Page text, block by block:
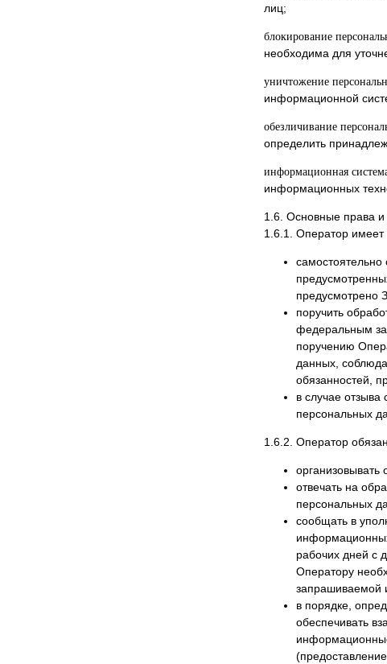
лиц;
блокирование
необходима для
уничтожение
информационной
обезличивание
определить
информационная
информационных
1.6. Основные права
1.6.1. Оператор имеет
предусмотрено
поручить
федеральным
поручению
данных,
обязанностей,
в случае
персональных
1.6.2. Оператор
организовывать
отвечать на
персональных
сообщать в
рабочих дней с
Оператору
запрашиваемой
в порядке,
обеспечивать